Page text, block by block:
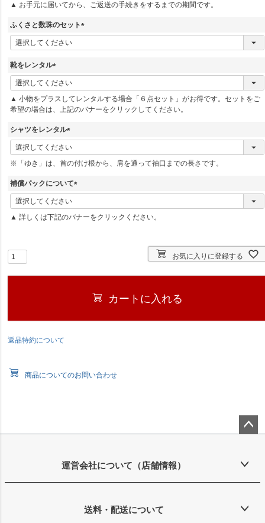
須
▲ お手元に届いてから、ご返送の手続きをするまでの期間です。
ふくさと数珠のセット
(
必
靴をレンタル
(
必
須
)
▲ 小物をプラスしてレンタルする場合「６点セット」がお得です。セットをご
希望の場合は、上記のバナーをクリックしてください。
シャツをレンタル
(
必
須
※「ゆき」は、首の付け根から、肩を通って袖口までの長さです。
補償パックについて
(
必
須
▲ 詳しくは下記のバナーをクリックください。
お気に入りに登録する
カートに入れる
返品特約について
商品についてのお問い合わせ
ップ
運営会社について（店舗情報）
送料・配送について